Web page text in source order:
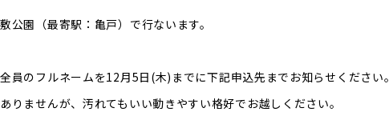
園（最寄駅：亀戸）で行ないます。
員のフルネームを12月5日(木)までに下記申込先までお知らせください。
りませんが、汚れてもいい動きやすい格好でお越しください。